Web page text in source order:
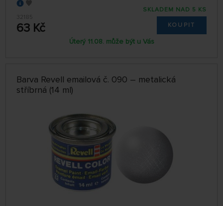
32185
63 Kč
SKLADEM NAD 5 KS
KOUPIT
Úterý 11.08. může být u Vás
Barva Revell emailová č. 090 – metalická
stříbrná (14 ml)